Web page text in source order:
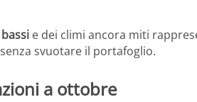
e dei climi ancora miti
svuotare il portafoglio.
a ottobre